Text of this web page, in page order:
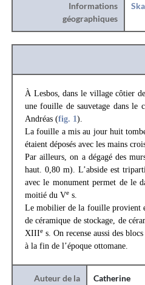
Informations
géographiques
À Lesbos, dans le village côtier
une fouille de sauvetage dans le
Andréas (fig. 1).
La fouille a mis au jour huit
étaient déposés avec les mains
Par ailleurs, on a dégagé des
haut. 0,80 m). L’abside est
avec le monument permet de le
moitié du Ve s.
Le mobilier de la fouille provient
de céramique de stockage, de
XIIIe s. On recense aussi des
à la fin de l’époque ottomane.
Auteur de la
Catherine